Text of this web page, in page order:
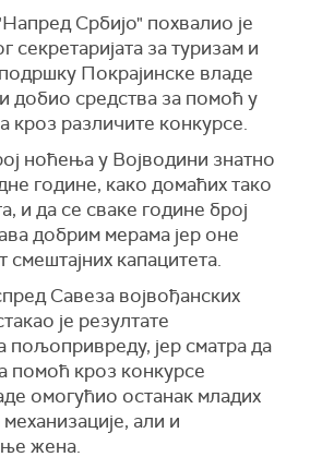
Србијо" похвалио је
секретаријата за туризам и
подршку Покрајинске владе
добио средства за помоћ у
кроз различите конкурсе.
ноћења у Војводини знатно
године, како домаћих тако
и да се сваке године број
добрим мерама јер оне
капацитета.
Савеза војвођанских
је резултате
пољопривреду, јер сматра да
помоћ кроз конкурсе
омогућио останак младих
али и
жена.